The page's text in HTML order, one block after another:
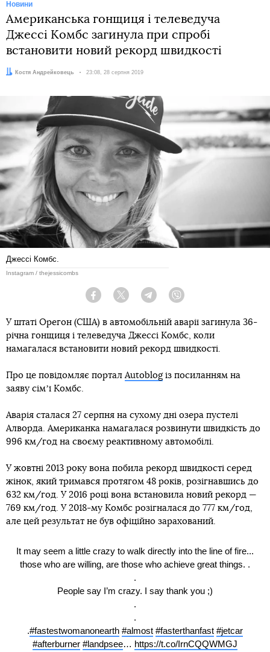
Новини
Американська гонщиця і телеведуча
Джессі Комбс загинула при спробі
встановити новий рекорд швидкості
Автор:Костя Андрейковець Дата:
23:08, 28 серпня 2019
Джессі Комбс.
Instagram / thejessicombs
Facebook Twitter Telegram
У штаті Орегон (США) в автомобільній аварії загинула 36-
річна гонщиця і телеведуча Джессі Комбс, коли
намагалася встановити новий рекорд швидкості.
Про це повідомляє портал Autoblogіз посиланням на
заяву сімʼї Комбс.
Аварія сталася 27 серпня на сухому дні озера пустелі
Алворда. Американка намагалася розвинути швидкість до
996 км/год на своєму реактивному автомобілі.
У жовтні 2013 року вона побила рекорд швидкості серед
жінок, який тримався протягом 48 років, розігнавшись до
632 км/год. У 2016 році вона встановила новий рекорд —
769 км/год. У 2018-му Комбс розігналася до 777 км/год,
але цей результат не був офіційно зарахований.
It may seem a little crazy to walk directly into the line of fire...
those who are willing, are those who achieve great things. .
.
People say I’m crazy. I say thank you ;)
.
.
.#fastestwomanonearth #almost #fasterthanfast #jetcar
#afterburner #landpsee… https://t.co/IrnCQQWMGJ